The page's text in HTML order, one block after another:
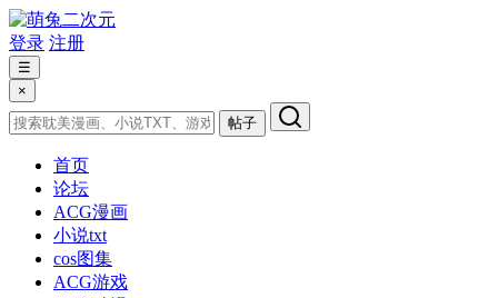
登录 注册
☰
×
帖子
首页
论坛
ACG漫画
小说txt
cos图集
ACG游戏